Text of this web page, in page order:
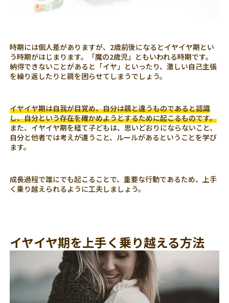
時期には個人差がありますが、2歳前後になるとイヤイヤ期とい
う時期がはじまります。「魔の2歳児」ともいわれる時期です。
納得できないことがあると「イヤ」といったり、激しい自己主張
を繰り返したりと親を困らせてしまうでしょう。
イヤイヤ期は自我が目覚め、自分は親と違うものであると認識
し、自分という存在を確かめようとするために起こるものです。
また、イヤイヤ期を経て子どもは、思いどおりにならないこと、
自分と他者では考えが違うこと、ルールがあるということを学び
ます。
成長過程で誰にでも起こることで、重要な行動であるため、上手
く乗り越えられるように工夫しましょう。
イヤイヤ期を上手く乗り越える方法